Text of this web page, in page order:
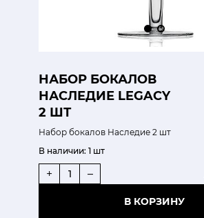
НАБОР БОКАЛОВ
НАСЛЕДИЕ LEGACY
2 ШТ
Набор бокалов Наследие 2 шт
В наличии: 1 шт
+ –
В КОРЗИНУ